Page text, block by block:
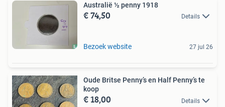
Australië ½ penny 1918
€ 74,50 Details
Bezoek website 27 jul 26
Oude Britse Penny’s en Half Penny’s te
koop
€ 18,00 Details